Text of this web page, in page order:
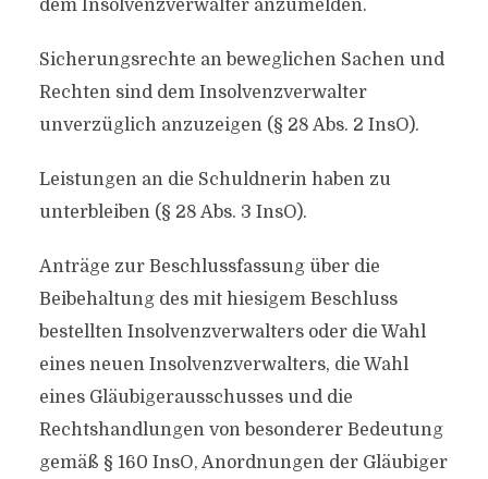
dem Insolvenzverwalter anzumelden.
Sicherungsrechte an beweglichen Sachen und
Rechten sind dem Insolvenzverwalter
unverzüglich anzuzeigen (§ 28 Abs. 2 InsO).
Leistungen an die Schuldnerin haben zu
unterbleiben (§ 28 Abs. 3 InsO).
Anträge zur Beschlussfassung über die
Beibehaltung des mit hiesigem Beschluss
bestellten Insolvenzverwalters oder die Wahl
eines neuen Insolvenzverwalters, die Wahl
eines Gläubigerausschusses und die
Rechtshandlungen von besonderer Bedeutung
gemäß § 160 InsO, Anordnungen der Gläubiger